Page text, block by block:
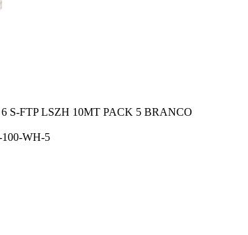
S-FTP LSZH 10MT PACK 5 BRANCO
WH-5